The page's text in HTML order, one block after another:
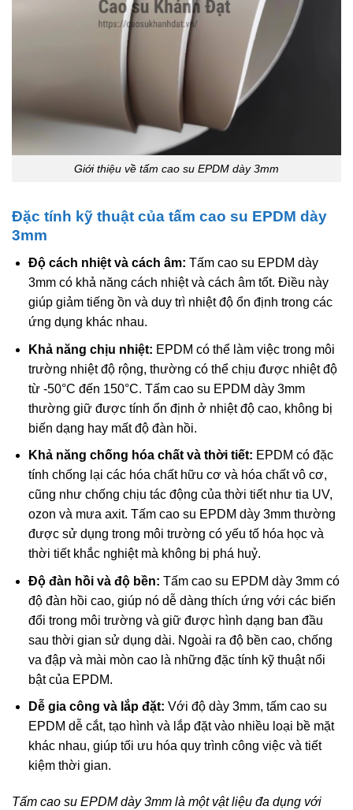
Giới thiệu về tấm cao su EPDM dày 3mm
Đặc tính kỹ thuật của tấm cao su EPDM dày
3mm
Độ cách nhiệt và cách âm: Tấm cao su EPDM dày
3mm có khả năng cách nhiệt và cách âm tốt. Điều này
giúp giảm tiếng ồn và duy trì nhiệt độ ổn định trong các
ứng dụng khác nhau.
Khả năng chịu nhiệt: EPDM có thể làm việc trong môi
trường nhiệt độ rộng, thường có thể chịu được nhiệt độ
từ -50°C đến 150°C. Tấm cao su EPDM dày 3mm
thường giữ được tính ổn định ở nhiệt độ cao, không bị
biến dạng hay mất độ đàn hồi.
Khả năng chống hóa chất và thời tiết: EPDM có đặc
tính chống lại các hóa chất hữu cơ và hóa chất vô cơ,
cũng như chống chịu tác động của thời tiết như tia UV,
ozon và mưa axit. Tấm cao su EPDM dày 3mm thường
được sử dụng trong môi trường có yếu tố hóa học và
thời tiết khắc nghiệt mà không bị phá huỷ.
Độ đàn hồi và độ bền: Tấm cao su EPDM dày 3mm có
độ đàn hồi cao, giúp nó dễ dàng thích ứng với các biến
đổi trong môi trường và giữ được hình dạng ban đầu
sau thời gian sử dụng dài. Ngoài ra độ bền cao, chống
va đập và mài mòn cao là những đặc tính kỹ thuật nổi
bật của EPDM.
Dễ gia công và lắp đặt: Với độ dày 3mm, tấm cao su
EPDM dễ cắt, tạo hình và lắp đặt vào nhiều loại bề mặt
khác nhau, giúp tối ưu hóa quy trình công việc và tiết
kiệm thời gian.
Tấm cao su EPDM dày 3mm là một vật liệu đa dụng với